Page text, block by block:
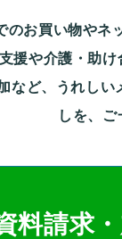
のお買い物やネ
援や介護・助け
など、うれしい
しを、ご
料請求